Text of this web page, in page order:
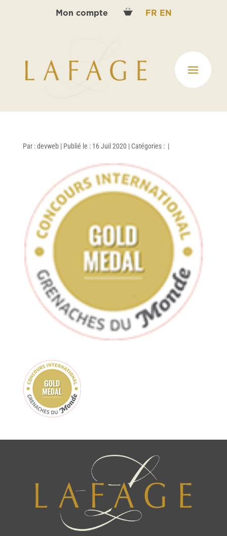
Mon compte FR EN
Par :devweb | Publié le : 16 Juil 2020 | Catégories : |